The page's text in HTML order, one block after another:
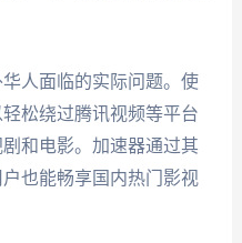
人面临的实际问题。使
松绕过腾讯视频等平台
和电影。加速器通过其
也能畅享国内热门影视